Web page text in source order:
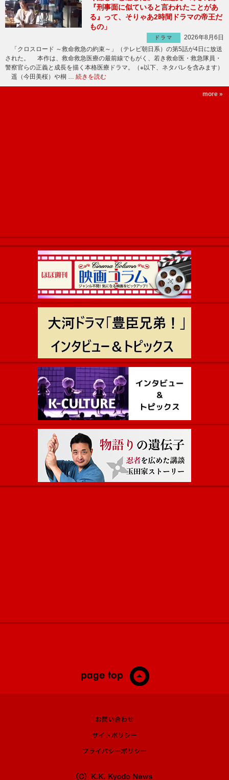
『刑事面に似ていると言われたことがあ
る』って、そりゃあ2時間ドラマの帝王だ
もの」
ドラマ
2026年8月6日
「クロスロード ～救命救急の約束～」（テレビ朝日系）の第5話が4日に放送
された。 本作は、救命救急医療の最前線でもがく、若き救命医・救急隊員・
警察官らの正義と成長を描く本格医療ドラマ。（※以下、ネタバレを含みます）
遥（今田美桜）や桐 … 続きを読む
more »